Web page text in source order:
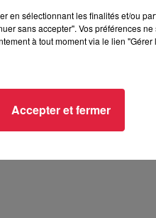
au coeur de
en sélectionnant les finalités et/ou
sans accepter". Vos préférences
à tout moment via le lien
Accepter et fermer